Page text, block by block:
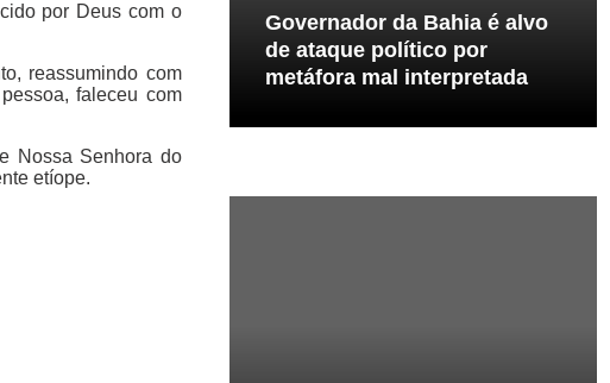
por Deus com o
reassumindo com
faleceu com
Nossa Senhora do
etíope.
Governador da Bahia é alvo
de ataque político por
metáfora mal interpretada